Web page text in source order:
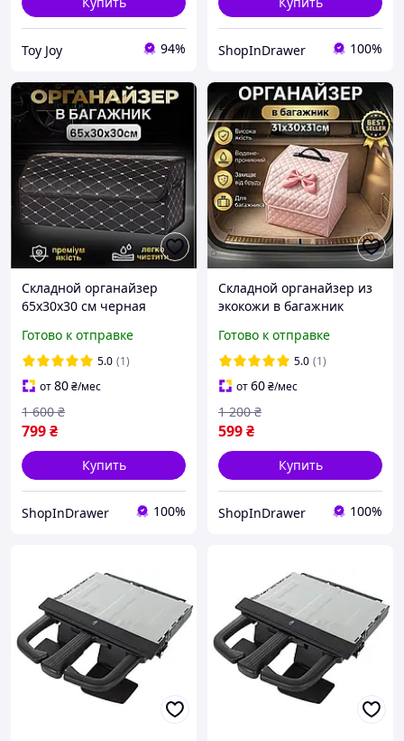
Toy Joy 94% ShopInDrawer 100%
Складной органайзер
65х30х30 см черная
автомобиля сумка для
вещей
Готово к отправке
5.0 (1)
от80₴/мес
799₴
1 600 ₴
Купить
ShopInDrawer 100%
Складной органайзер из
экокожи в багажник
бокс для хранения с
защитной крышкой на
липучке универсальный
Готово к отправке
5.0 (1)
от60₴/мес
599₴
1 200 ₴
Купить
ShopInDrawer 100%